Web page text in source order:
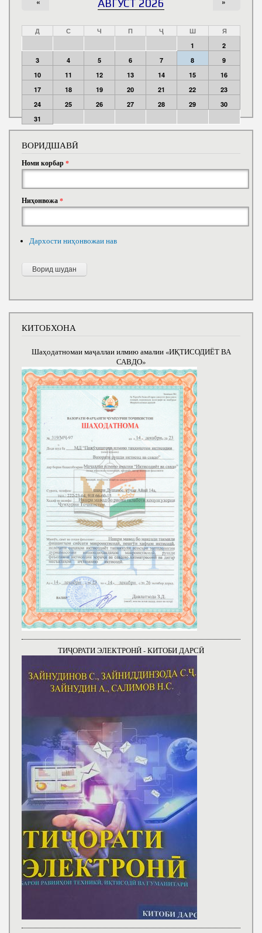
АВГУСТ 2026
Д С Ч П Ҷ Ш
Я
1
2
3
4 5 6 7 8
9
10
11 12 13 14 15
16
17
18 19 20 21 22
23
24
25 26 27 28 29
30
31
ВОРИДШАВӢ
Номи корбар*
Ниҳонвожа*
Дархости ниҳонвожаи нав
КИТОБХОНА
Шаҳодатномаи маҷаллаи илмию амалии «ИҚТИСОДИЁТ ВА
САВДО»
ТИҶОРАТИ ЭЛЕКТРОНӢ - КИТОБИ ДАРСӢ